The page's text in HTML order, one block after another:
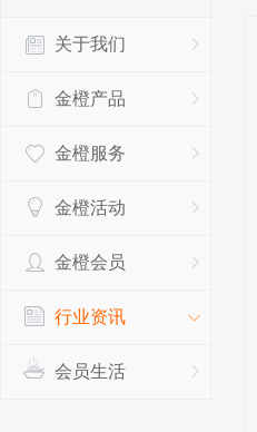
关于平安银行电子版信用卡更名为平
关于调整存量首套住房贷款利率的公告
关于我们
金橙产品
金橙服务
金橙活动
金橙会员
行业资讯
会员生活